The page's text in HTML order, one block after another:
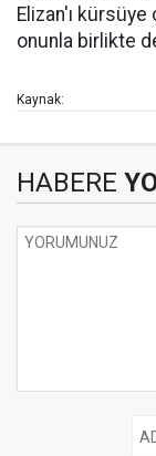
Elizan'ı kürsüye
onunla birlikte
Kaynak:
HABERE